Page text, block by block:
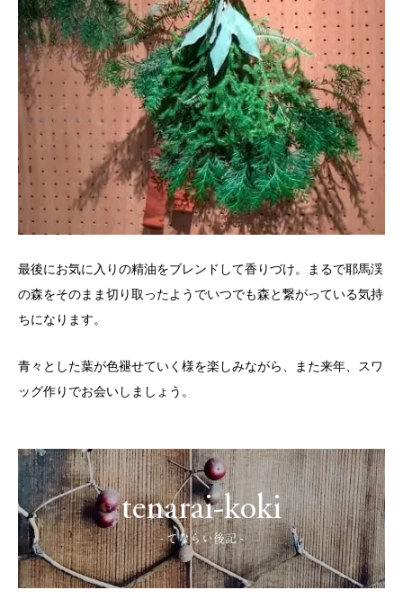
最後にお気に入りの精油をブレンドして香りづけ。まるで耶馬渓
の森をそのまま切り取ったようでいつでも森と繋がっている気持
ちになります。
青々とした葉が色褪せていく様を楽しみながら、また来年、スワ
ッグ作りでお会いしましょう。
tenarai-koki
- てならい後記 -